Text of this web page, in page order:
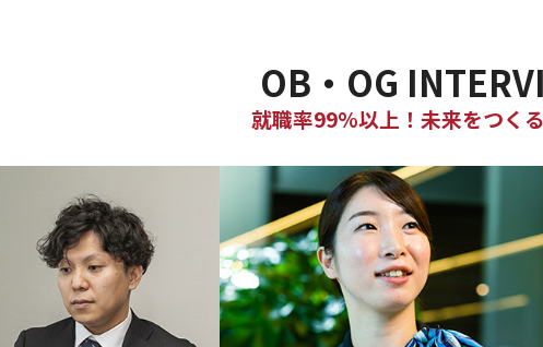
OB・OG
就職率99%以上！未来をつく